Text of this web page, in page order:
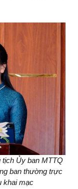
Ủy ban MTTQ
ban thường trực
khai mạc